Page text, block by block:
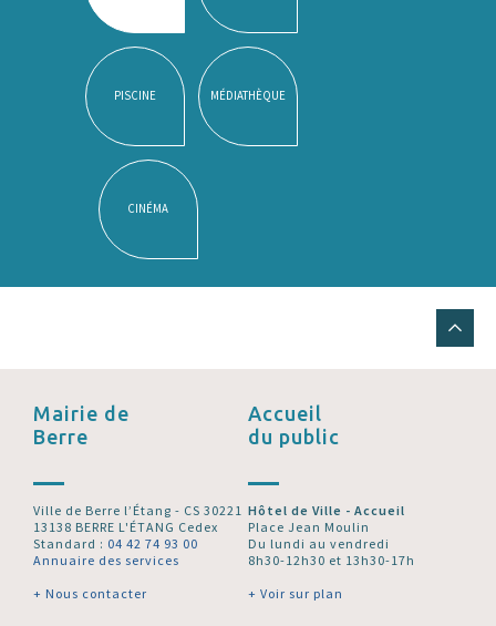
PISCINE MÉDIATHÈQUE
CINÉMA
Mairie de
Berre
Ville de Berre l’Étang - CS 30221
13138 BERRE L'ÉTANG Cedex
Standard : 04 42 74 93 00
Annuaire des services
+ Nous contacter
Accueil
du public
Hôtel de Ville - Accueil
Place Jean Moulin
Du lundi au vendredi
8h30-12h30 et 13h30-17h
+ Voir sur plan